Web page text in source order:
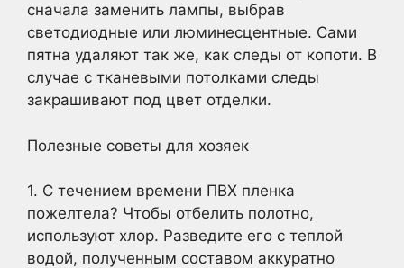
сначала заменить лампы, выбрав
светодиодные или люминесцентные. Сами
пятна удаляют так же, как следы от копоти. В
случае с тканевыми потолками следы
закрашивают под цвет отделки.
Полезные советы для хозяек
1. С течением времени ПВХ пленка
пожелтела? Чтобы отбелить полотно,
используют хлор. Разведите его с теплой
водой, полученным составом аккуратно